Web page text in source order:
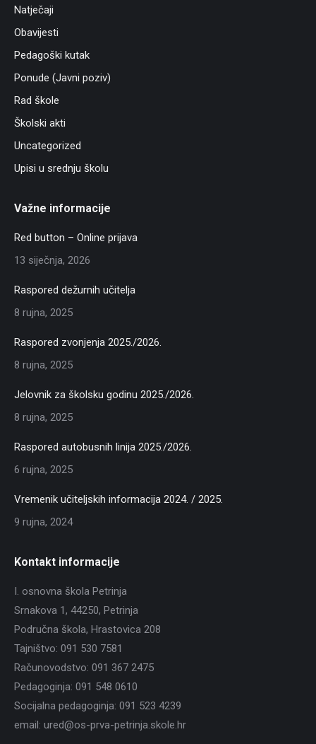
Natječaji
Obavijesti
Pedagoški kutak
Ponude (Javni poziv)
Rad škole
Školski akti
Uncategorized
Upisi u srednju školu
Važne informacije
Red button – Online prijava
13 siječnja, 2026
Raspored dežurnih učitelja
8 rujna, 2025
Raspored zvonjenja 2025./2026.
8 rujna, 2025
Jelovnik za školsku godinu 2025./2026.
8 rujna, 2025
Raspored autobusnih linija 2025./2026.
6 rujna, 2025
Vremenik učiteljskih informacija 2024. / 2025.
9 rujna, 2024
Kontakt informacije
I. osnovna škola Petrinja
Srnakova 1, 44250, Petrinja
Područna škola, Hrastovica 208
Tajništvo: 091 530 7581
Računovodstvo: 091 367 2475
Pedagoginja: 091 548 0610
Socijalna pedagoginja: 091 523 4239
email: ured@os-prva-petrinja.skole.hr